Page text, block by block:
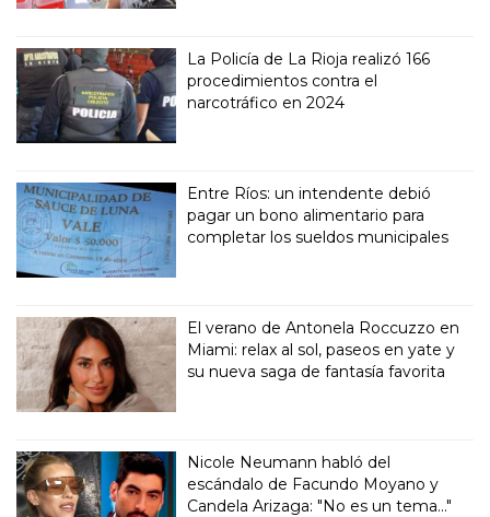
La Policía de La Rioja realizó 166
procedimientos contra el
narcotráfico en 2024
Entre Ríos: un intendente debió
pagar un bono alimentario para
completar los sueldos municipales
El verano de Antonela Roccuzzo en
Miami: relax al sol, paseos en yate y
su nueva saga de fantasía favorita
Nicole Neumann habló del
escándalo de Facundo Moyano y
Candela Arizaga: "No es un tema..."